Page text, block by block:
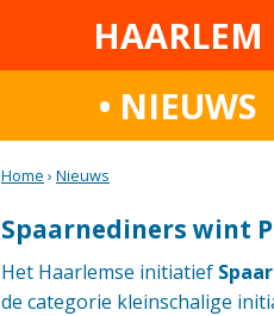
HAARLEM
• NIEUWS
Home › Nieuws
Spaarnediners wint
Het Haarlemse initiatief
de categorie kleinschalige